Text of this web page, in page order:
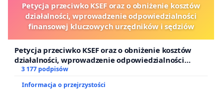
Petycja przeciwko KSEF oraz o obniżenie kosztów
działalności, wprowadzenie odpowiedzialności
finansowej kluczowych urzędników i sędziów
Petycja przeciwko KSEF oraz o obniżenie kosztów
działalności, wprowadzenie odpowiedzialności
finansowej kluczowych urzędników i sędziów
3 177 podpisów
Informacja o przejrzystości